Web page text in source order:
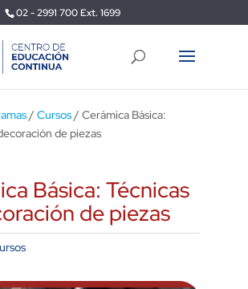
02 - 2991 700 Ext. 1699
/ Cursos/ Cerámica Básica:
de piezas
Básica: Técnicas
de piezas